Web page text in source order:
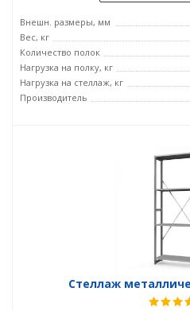
Внешн. размеры, мм
Вес, кг
Количество полок
Нагрузка на полку, кг
Нагрузка на стеллаж, кг
Производитель
Стеллаж